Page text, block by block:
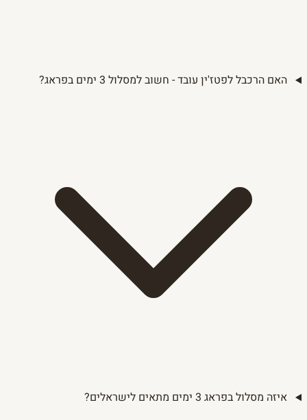
האם הרכבל לפטז'ין עובד - חשוב למסלול 3 ימים בפראג?
איזה מסלול בפראג 3 ימים מתאים לישראלים?